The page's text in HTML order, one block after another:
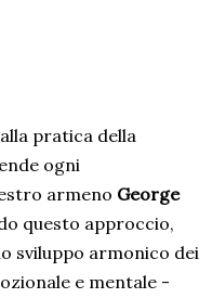
pratica della
ogni
armeno George
questo approccio,
sviluppo armonico dei
e mentale -